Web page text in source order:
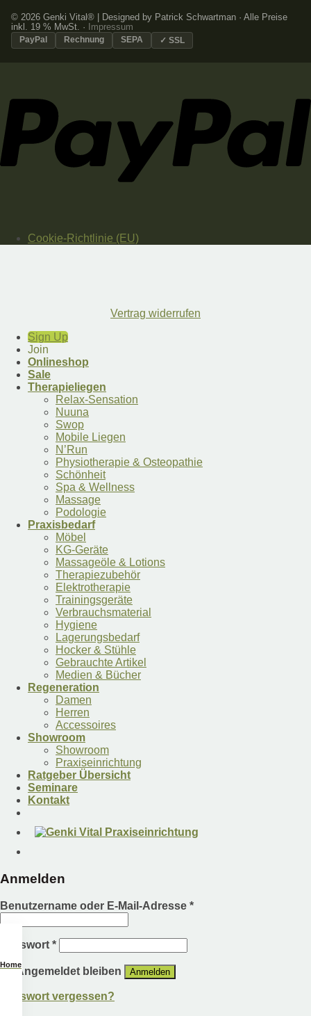
© 2026 Genki Vital® | Designed by Patrick Schwartman · Alle Preise
inkl. 19 % MwSt. ·
Impressum
PayPal Rechnung SEPA ✓ SSL
Cookie-Richtlinie (EU)
Vertrag widerrufen
Sign Up
Join
Onlineshop
Sale
Therapieliegen
Relax-Sensation
Nuuna
Swop
Mobile Liegen
N’Run
Physiotherapie & Osteopathie
Schönheit
Spa & Wellness
Massage
Podologie
Praxisbedarf
Möbel
KG-Geräte
Massageöle & Lotions
Therapiezubehör
Elektrotherapie
Trainingsgeräte
Verbrauchsmaterial
Hygiene
Lagerungsbedarf
Hocker & Stühle
Gebrauchte Artikel
Medien & Bücher
Regeneration
Damen
Herren
Accessoires
Showroom
Showroom
Praxiseinrichtung
Ratgeber Übersicht
Seminare
Kontakt
Home
Anmelden
Benutzername oder E-Mail-Adresse *
Passwort *
Angemeldet bleiben Anmelden
Passwort vergessen?